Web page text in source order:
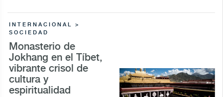
INTERNACIONAL >
SOCIEDAD
Monasterio de
Jokhang en el Tíbet,
vibrante crisol de
cultura y
espiritualidad